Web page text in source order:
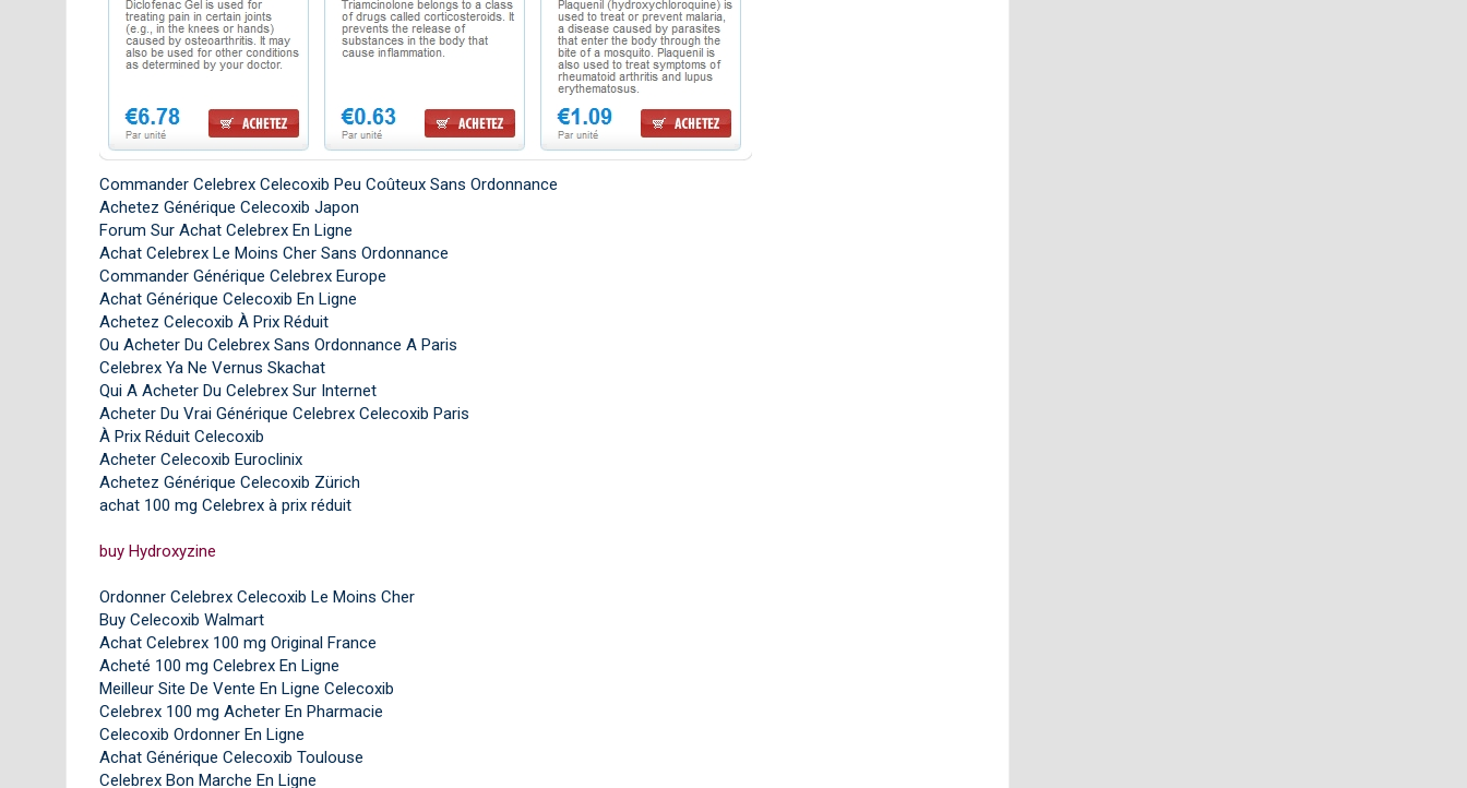
Commander Celebrex Celecoxib Peu Coûteux Sans Ordonnance
Achetez Générique Celecoxib Japon
Forum Sur Achat Celebrex En Ligne
Achat Celebrex Le Moins Cher Sans Ordonnance
Commander Générique Celebrex Europe
Achat Générique Celecoxib En Ligne
Achetez Celecoxib À Prix Réduit
Ou Acheter Du Celebrex Sans Ordonnance A Paris
Celebrex Ya Ne Vernus Skachat
Qui A Acheter Du Celebrex Sur Internet
Acheter Du Vrai Générique Celebrex Celecoxib Paris
À Prix Réduit Celecoxib
Acheter Celecoxib Euroclinix
Achetez Générique Celecoxib Zürich
achat 100 mg Celebrex à prix réduit
buy Hydroxyzine
Ordonner Celebrex Celecoxib Le Moins Cher
Buy Celecoxib Walmart
Achat Celebrex 100 mg Original France
Acheté 100 mg Celebrex En Ligne
Meilleur Site De Vente En Ligne Celecoxib
Celebrex 100 mg Acheter En Pharmacie
Celecoxib Ordonner En Ligne
Achat Générique Celecoxib Toulouse
Celebrex Bon Marche En Ligne